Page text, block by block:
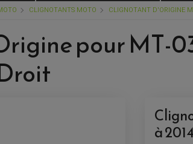
CLIGNOTANTS MOTO CLIGNOTANT D'ORIGINE
pour MT-
à